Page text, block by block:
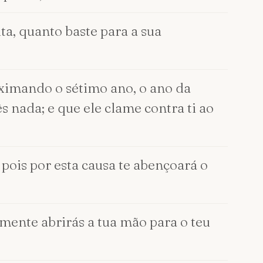
quanto baste para a sua
o sétimo ano, o ano da
nada; e que ele clame contra ti ao
por esta causa te abençoará o
abrirás a tua mão para o teu